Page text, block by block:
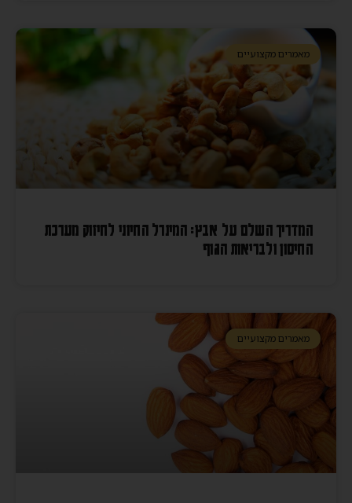
מאמרים מקצועיים
המדריך השלם על אבץ: המינרל החיוני לחיזוק מערכת
החיסון ולבריאות הגוף
מאמרים מקצועיים